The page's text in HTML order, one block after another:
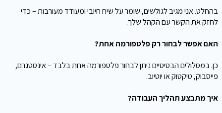
בהחלט. אני מגיב לגולשים, שומר על שיח חיובי ומעודד מעורבות – כדי
לחזק את הקשר עם הקהל שלך.
האם אפשר לבחור רק פלטפורמה אחת?
כן. במסלולים הבסיסיים ניתן לבחור פלטפורמה אחת בלבד – אינסטגרם,
פייסבוק, טיקטוק או יוטיוב.
איך מתבצע תהליך העבודה?